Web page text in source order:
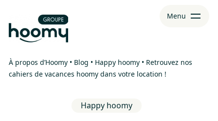
au
menu
contenu
Menu
À propos d’Hoomy • Blog • Happy hoomy • Retrouvez nos
cahiers de vacances hoomy dans votre location !
Happy hoomy